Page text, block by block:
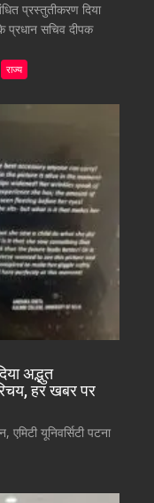
प्रस्तुतीकरण दिया
प्रधान सचिव दीपक
राज्य
अद्भुत
हर खबर पर
यूनिवर्सिटी पटना